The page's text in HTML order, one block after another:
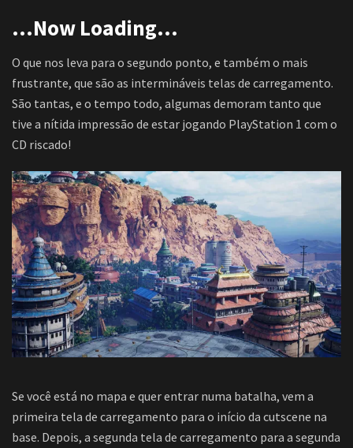
…Now Loading…
O que nos leva para o segundo ponto, e também o mais
frustrante, que são as intermináveis telas de carregamento.
São tantas, e o tempo todo, algumas demoram tanto que
tive a nítida impressão de estar jogando PlayStation 1 com o
CD riscado!
Se você está no mapa e quer entrar numa batalha, vem a
primeira tela de carregamento para o início da cutscene na
base. Depois, a segunda tela de carregamento para a segunda